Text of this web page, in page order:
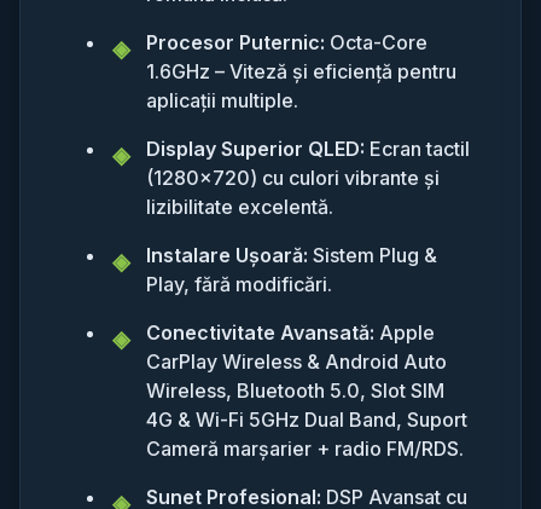
Procesor Puternic: Octa-Core
1.6GHz – Viteză și eficiență pentru
aplicații multiple.
Display Superior QLED: Ecran tactil
(1280x720) cu culori vibrante și
lizibilitate excelentă.
Instalare Ușoară: Sistem Plug &
Play, fără modificări.
Conectivitate Avansată: Apple
CarPlay Wireless & Android Auto
Wireless, Bluetooth 5.0, Slot SIM
4G & Wi-Fi 5GHz Dual Band, Suport
Cameră marșarier + radio FM/RDS.
Sunet Profesional: DSP Avansat cu